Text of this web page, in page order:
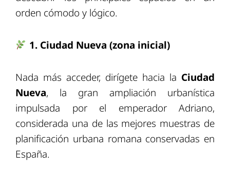
orden cómodo y lógico.
1. Ciudad Nueva (zona inicial)
Nada más acceder, dirígete hacia la Ciudad
Nueva, la gran ampliación urbanística
impulsada por el emperador Adriano,
considerada una de las mejores muestras de
planificación urbana romana conservadas en
España.